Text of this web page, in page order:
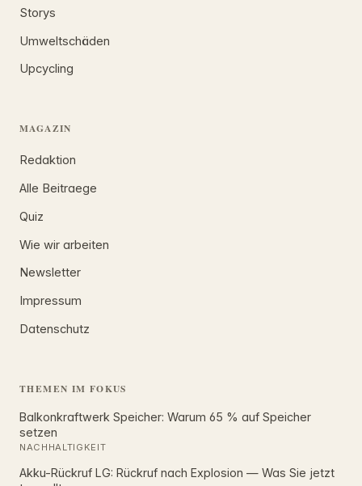
Storys
Umweltschäden
Upcycling
MAGAZIN
Redaktion
Alle Beitraege
Quiz
Wie wir arbeiten
Newsletter
Impressum
Datenschutz
THEMEN IM FOKUS
Balkonkraftwerk Speicher: Warum 65 % auf Speicher
setzen
NACHHALTIGKEIT
Akku-Rückruf LG: Rückruf nach Explosion — Was Sie jetzt